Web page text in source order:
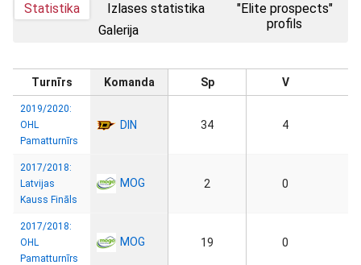
Statistika
Izlases statistika
Galerija
"Elite prospects"
profils
Turnīrs Komanda Sp V
2019/2020:
OHL
Pamatturnīrs
DIN 34 4
2017/2018:
Latvijas
Kauss Fināls
MOG 2 0
2017/2018:
OHL
Pamatturnīrs
MOG 19 0